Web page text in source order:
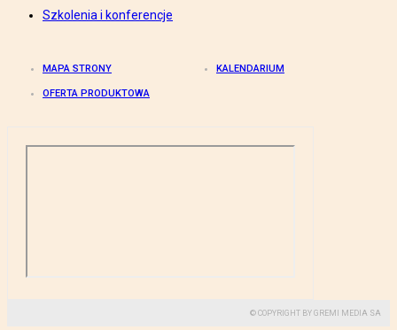
Szkolenia i konferencje
MAPA STRONY KALENDARIUM
OFERTA PRODUKTOWA
© COPYRIGHT BY GREMI MEDIA SA